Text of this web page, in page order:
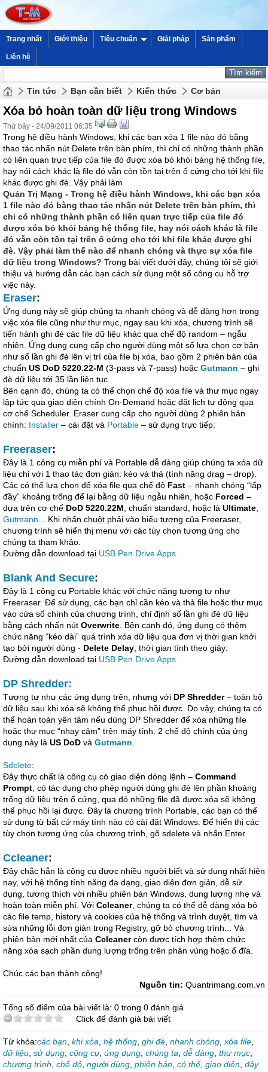
Trang nhất Giới thiệu Tiêu chuẩn Giải pháp Sản phẩm
Liên hệ
Tin tức Bạn cần biết Kiến thức Cơ bản
Xóa bỏ hoàn toàn dữ liệu trong Windows
Thứ bảy - 24/09/2011 06:35
Trong hệ điều hành Windows, khi các bạn xóa 1 file nào đó bằng
thao tác nhấn nút Delete trên bàn phím, thì chỉ có những thành phần
có liên quan trực tiếp của file đó được xóa bỏ khỏi bảng hệ thống file,
hay nói cách khác là file đó vẫn còn tồn tại trên ổ cứng cho tới khi file
khác được ghi đè. Vậy phải làm
Quản Trị Mạng - Trong hệ điều hành Windows, khi các bạn xóa
1 file nào đó bằng thao tác nhấn nút Delete trên bàn phím, thì
chỉ có những thành phần có liên quan trực tiếp của file đó
được xóa bỏ khỏi bảng hệ thống file, hay nói cách khác là file
đó vẫn còn tồn tại trên ổ cứng cho tới khi file khác được ghi
đè. Vậy phải làm thế nào để nhanh chóng và thực sự xóa file
dữ liệu trong Windows? Trong bài viết dưới đây, chúng tôi sẽ giới
thiệu và hướng dẫn các bạn cách sử dụng một số công cụ hỗ trợ
việc này.
Eraser:
Ứng dụng này sẽ giúp chúng ta nhanh chóng và dễ dàng hơn trong
việc xóa file cũng như thư mục, ngay sau khi xóa, chương trình sẽ
tiến hành ghi đè các file dữ liệu khác qua chế độ random – ngẫu
nhiên. Ứng dụng cung cấp cho người dùng một số lựa chọn cơ bản
như số lần ghi đè lên vị trí của file bị xóa, bao gồm 2 phiên bản của
chuẩn US DoD 5220.22-M (3-pass và 7-pass) hoặc Gutmann – ghi
đè dữ liệu tới 35 lần liên tục.
Bên cạnh đó, chúng ta có thể chọn chế độ xóa file và thư mục ngay
lập tức qua giao diện chính On-Demand hoặc đặt lịch tự động qua
cơ chế Scheduler. Eraser cung cấp cho người dùng 2 phiên bản
chính: Installer – cài đặt và Portable – sử dụng trực tiếp:
Freeraser:
Đây là 1 công cụ miễn phí và Portable dễ dàng giúp chúng ta xóa dữ
liệu chỉ với 1 thao tác đơn giản: kéo và thả (tính năng drag – drop).
Các có thể lựa chọn để xóa file qua chế độ Fast – nhanh chóng “lấp
đầy” khoảng trống để lại bằng dữ liệu ngẫu nhiên, hoặc Forced –
dựa trên cơ chế DoD 5220.22M , chuẩn standard, hoặc là Ultimate
Gutmann ... Khi nhấn chuột phải vào biểu tượng của Freeraser,
chương trình sẽ hiển thị menu với các tùy chọn tương ứng cho
chúng ta tham khảo.
Đường dẫn download tại USB Pen Drive Apps
Blank And Secure:
Đây là 1 công cụ Portable khác với chức năng tương tự như
Freeraser. Để sử dụng, các bạn chỉ cần kéo và thả file hoặc thư mục
vào cửa sổ chính của chương trình, chỉ định số lần ghi đè dữ liệu
bằng cách nhấn nút Overwrite . Bên cạnh đó, ứng dụng có thêm
chức năng “kéo dài” quá trình xóa dữ liệu qua đơn vị thời gian khởi
tạo bởi người dùng - Delete Delay , thời gian tính theo giây:
Đường dẫn download tại USB Pen Drive Apps
DP Shredder:
Tương tư như các ứng dụng trên, nhưng với DP Shredder– toàn bộ
dữ liệu sau khi xóa sẽ không thể phục hồi được. Do vậy, chúng ta có
thể hoàn toàn yên tâm nếu dùng DP Shredder để xóa những file
hoặc thư mục “nhạy cảm” trên máy tính. 2 chế độ chính của ứng
dụng này là US DoD và Gutmann
Sdelete:
Đây thực chất là công cụ có giao diện dòng lệnh – Command
Prompt , có tác dụng cho phép người dùng ghi đè lên phần khoảng
trống dữ liệu trên ổ cứng, qua đó những file đã được xóa sẽ không
thể phục hồi lại được. Đây là chương trình Portable, các bạn có thể
sử dụng từ bất cứ máy tính nào có cài đặt Windows. Để hiển thị các
tùy chọn tương ứng của chương trình, gõ sdelete và nhấn Enter.
Ccleaner:
Đây chắc hẳn là công cụ được nhiều người biết và sử dụng nhất hiện
nay, với hệ thống tính năng đa dạng, giao diện đơn giản, dễ sử
dụng, tương thích với nhiều phiên bản Windows, dung lượng nhẹ và
hoàn toàn miễn phí. Với Ccleaner, chúng ta có thể dễ dàng xóa bỏ
các file temp, history và cookies của hệ thống và trình duyệt, tìm và
sửa những lỗi đơn giản trong Registry, gỡ bỏ chương trình... Và
phiên bản mới nhất của Ccleanercòn được tích hợp thêm chức
năng xóa sạch phần dung lượng trống trên phân vùng hoặc ổ đĩa.
Chúc các bạn thành công!
Nguồn tin: Quantrimang.com.vn
Tổng số điểm của bài viết là: 0 trong 0 đánh giá
Click để đánh giá bài viết
Từ khóa:các bạn khi xóa hệ thống ghi đè nhanh chóng xóa file
dữ liệu sử dụng công cụ ứng dụng chúng ta dễ dàng thư mục
chương trình chế độ người dùng phiên bản có thể, giao diện đây